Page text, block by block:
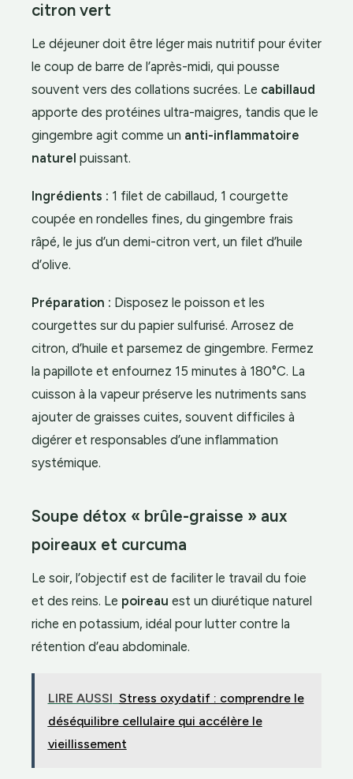
citron vert
Le déjeuner doit être léger mais nutritif pour éviter
le coup de barre de l’après-midi, qui pousse
souvent vers des collations sucrées. Le cabillaud
apporte des protéines ultra-maigres, tandis que le
gingembre agit comme un anti-inflammatoire
naturel puissant.
Ingrédients : 1 filet de cabillaud, 1 courgette
coupée en rondelles fines, du gingembre frais
râpé, le jus d’un demi-citron vert, un filet d’huile
d’olive.
Préparation : Disposez le poisson et les
courgettes sur du papier sulfurisé. Arrosez de
citron, d’huile et parsemez de gingembre. Fermez
la papillote et enfournez 15 minutes à 180°C. La
cuisson à la vapeur préserve les nutriments sans
ajouter de graisses cuites, souvent difficiles à
digérer et responsables d’une inflammation
systémique.
Soupe détox « brûle-graisse » aux
poireaux et curcuma
Le soir, l’objectif est de faciliter le travail du foie
et des reins. Le poireau est un diurétique naturel
riche en potassium, idéal pour lutter contre la
rétention d’eau abdominale.
LIRE AUSSI Stress oxydatif : comprendre le
déséquilibre cellulaire qui accélère le
vieillissement